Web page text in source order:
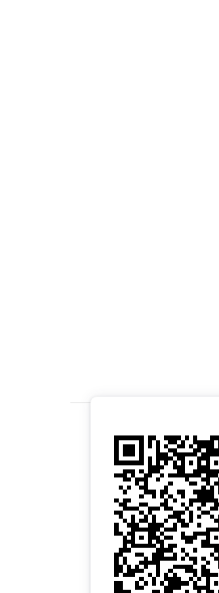
關於我
商店
品牌
核心
經營理